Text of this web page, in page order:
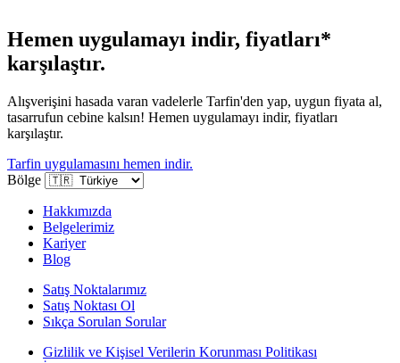
Hemen uygulamayı indir, fiyatları*
karşılaştır.
Alışverişini hasada varan vadelerle Tarfin'den yap, uygun fiyata al,
tasarrufun cebine kalsın! Hemen uygulamayı indir, fiyatları
karşılaştır.
Tarfin uygulamasını hemen indir.
Bölge
Hakkımızda
Belgelerimiz
Kariyer
Blog
Satış Noktalarımız
Satış Noktası Ol
Sıkça Sorulan Sorular
Gizlilik ve Kişisel Verilerin Korunması Politikası